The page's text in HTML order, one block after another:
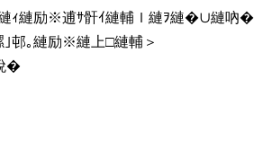
ｨ縺励※逋ｻ骭ｲ縺輔ｌ縺ｦ縺�∪縺吶�
邨｡縺励※縺上□縺輔＞
�